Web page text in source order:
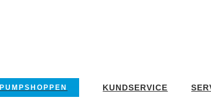
PUMPSHOPPEN KUNDSERVICE